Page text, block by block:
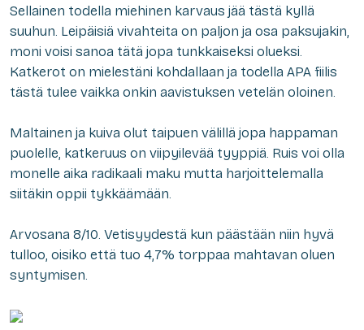
Sellainen todella miehinen karvaus jää tästä kyllä
suuhun. Leipäisiä vivahteita on paljon ja osa paksujakin,
moni voisi sanoa tätä jopa tunkkaiseksi olueksi.
Katkerot on mielestäni kohdallaan ja todella APA fiilis
tästä tulee vaikka onkin aavistuksen vetelän oloinen.
Maltainen ja kuiva olut taipuen välillä jopa happaman
puolelle, katkeruus on viipyilevää tyyppiä. Ruis voi olla
monelle aika radikaali maku mutta harjoittelemalla
siitäkin oppii tykkäämään.
Arvosana 8/10. Vetisyydestä kun päästään niin hyvä
tulloo, oisiko että tuo 4,7% torppaa mahtavan oluen
syntymisen.